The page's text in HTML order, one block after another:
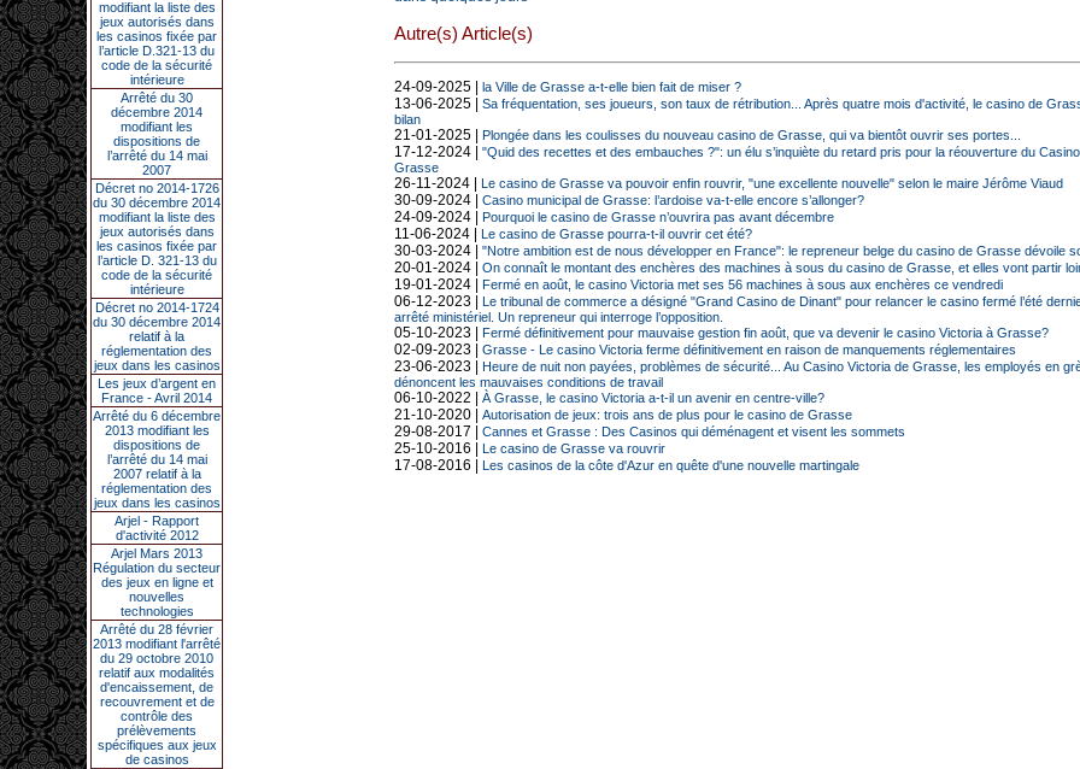
modifiant la liste des
jeux autorisés dans
les casinos fixée par
l’article D.321-13 du
code de la sécurité
intérieure
Arrêté du 30
décembre 2014
modifiant les
dispositions de
l’arrêté du 14 mai
2007
Décret no 2014-1726
du 30 décembre 2014
modifiant la liste des
jeux autorisés dans
les casinos fixée par
l’article D. 321-13 du
code de la sécurité
intérieure
Décret no 2014-1724
du 30 décembre 2014
relatif à la
réglementation des
jeux dans les casinos
Les jeux d’argent en
France - Avril 2014
Arrêté du 6 décembre
2013 modifiant les
dispositions de
l’arrêté du 14 mai
2007 relatif à la
réglementation des
jeux dans les casinos
Arjel - Rapport
d'activité 2012
Arjel Mars 2013
Régulation du secteur
des jeux en ligne et
nouvelles
technologies
Arrêté du 28 février
2013 modifiant l'arrêté
du 29 octobre 2010
relatif aux modalités
d'encaissement, de
recouvrement et de
contrôle des
prélèvements
spécifiques aux jeux
de casinos
Autre(s) Article(s)
24-09-2025 | la Ville de Grasse a-t-elle bien fait de miser ?
13-06-2025 | Sa fréquentation, ses joueurs, son taux de rétribution... Après quatre mois d'activité, le casino de
bilan
21-01-2025 | Plongée dans les coulisses du nouveau casino de Grasse, qui va bientôt ouvrir ses portes...
17-12-2024 | "Quid des recettes et des embauches ?": un élu s’inquiète du retard pris pour la réouverture du
Grasse
26-11-2024 | Le casino de Grasse va pouvoir enfin rouvrir, "une excellente nouvelle" selon le maire Jérôme Viaud
30-09-2024 | Casino municipal de Grasse: l’ardoise va-t-elle encore s’allonger?
24-09-2024 | Pourquoi le casino de Grasse n’ouvrira pas avant décembre
11-06-2024 | Le casino de Grasse pourra-t-il ouvrir cet été?
30-03-2024 | "Notre ambition est de nous développer en France": le repreneur belge du casino de Grasse dévoile
20-01-2024 | On connaît le montant des enchères des machines à sous du casino de Grasse, et elles vont partir
19-01-2024 | Fermé en août, le casino Victoria met ses 56 machines à sous aux enchères ce vendredi
06-12-2023 | Le tribunal de commerce a désigné "Grand Casino de Dinant" pour relancer le casino fermé l’été
arrêté ministériel. Un repreneur qui interroge l’opposition.
05-10-2023 | Fermé définitivement pour mauvaise gestion fin août, que va devenir le casino Victoria à Grasse?
02-09-2023 | Grasse - Le casino Victoria ferme définitivement en raison de manquements réglementaires
23-06-2023 | Heure de nuit non payées, problèmes de sécurité... Au Casino Victoria de Grasse, les employés en
dénoncent les mauvaises conditions de travail
06-10-2022 | À Grasse, le casino Victoria a-t-il un avenir en centre-ville?
21-10-2020 | Autorisation de jeux: trois ans de plus pour le casino de Grasse
29-08-2017 | Cannes et Grasse : Des Casinos qui déménagent et visent les sommets
25-10-2016 | Le casino de Grasse va rouvrir
17-08-2016 | Les casinos de la côte d'Azur en quête d'une nouvelle martingale